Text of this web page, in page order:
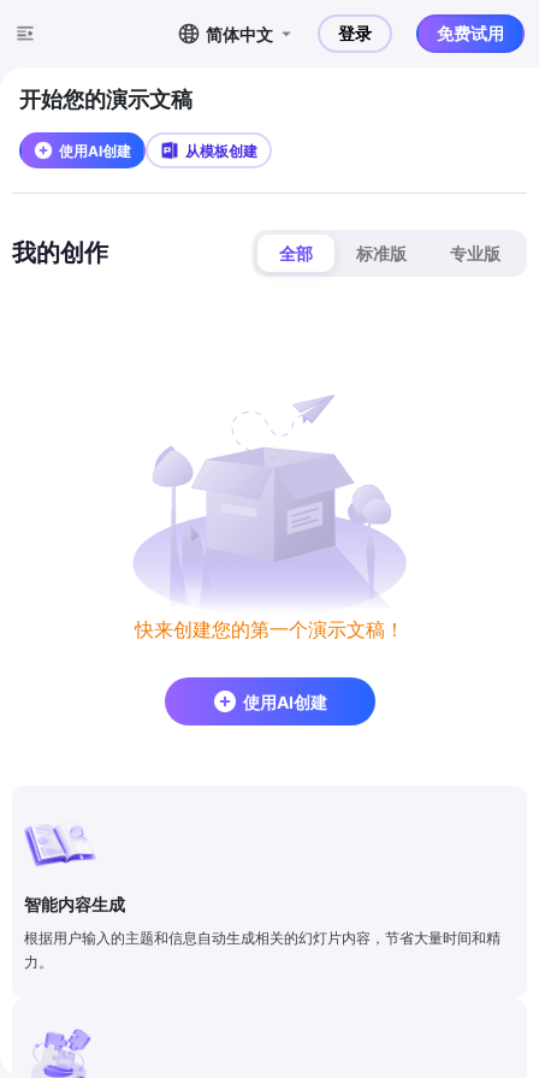
简体中文 登录 免费试用
开始您的演示文稿
使用AI创建 从模板创建
我的创作 全部 标准版 专业版
快来创建您的第一个演示文稿！
使用AI创建
智能内容生成
根据用户输入的主题和信息自动生成相关的幻灯片内容，节省大量时间和精
力。